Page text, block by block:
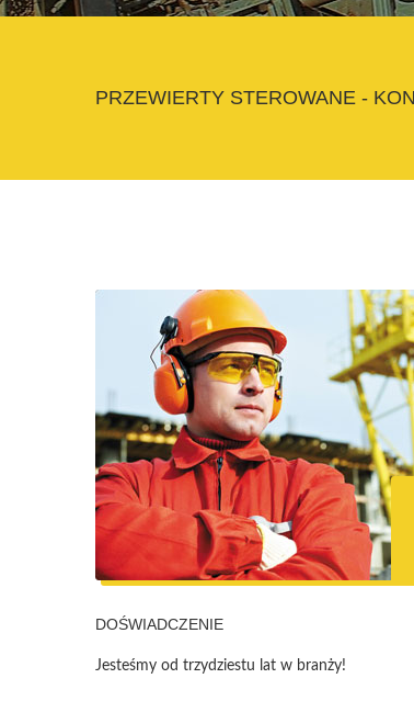
PRZEWIERTY STEROWANE -
DOŚWIADCZENIE
Jesteśmy od trzydziestu lat w branży!